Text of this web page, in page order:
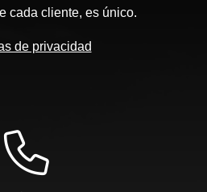
cada cliente, es único.
de privacidad